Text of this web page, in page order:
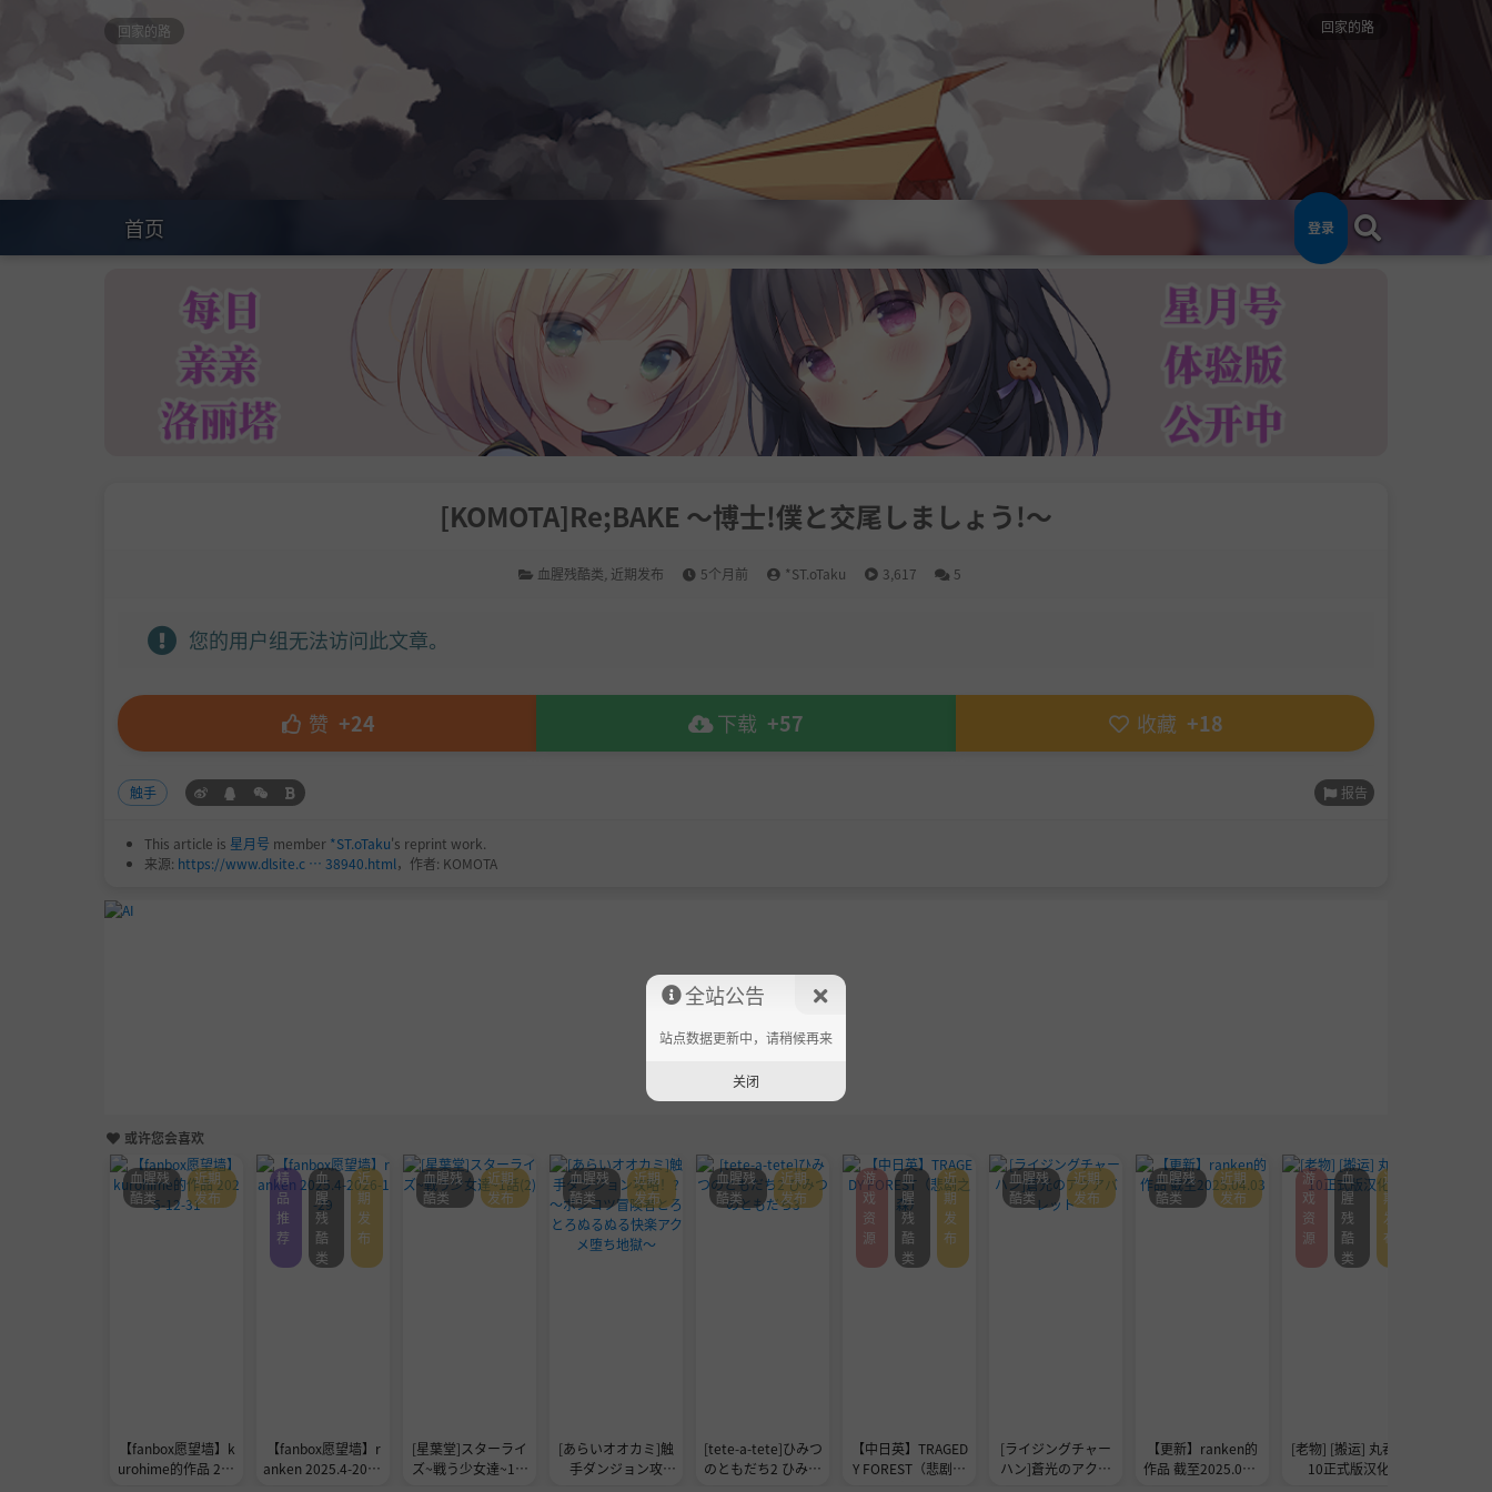
回家的路 回家的路
首页 登录
[KOMOTA]Re;BAKE ～博士!僕と交尾しましょう!～
血腥残酷类 近期发布 5个月前 *ST.oTaku 3,617 5
您的用户组无法访问此文章。
赞 +24 下载 +57 收藏 +18
触手 报告
This article is 星月号 member *ST.oTaku's reprint work.
来源: https://www.dlsite.c … 38940.html，作者: KOMOTA
或许您会喜欢
【fanbox愿望墙】k
urohime的作品 202
血腥残
酷类
近期
发布
【fanbox愿望墙】r
anken 2025.4-2026
精
品
推
荐
血
腥
残
酷
类
近
期
发
布
[星葉堂]スターライ
ズ~戦う少女達~1話
血腥残
酷类
近期
发布
[あらいオオカミ]触
手ダンジョン攻
血腥残
酷类
近期
发布
[tete-a-tete]ひみつ
のともだち2 ひみつ
血腥残
酷类
近期
发布
【中日英】TRAGED
Y FOREST（悲剧之
游
戏
资
源
血
腥
残
酷
类
近
期
发
布
[ライジングチャー
ハン]蒼光のアクア
血腥残
酷类
近期
发布
【更新】ranken的
作品 截至2025.04.0
血腥残
酷类
近期
发布
[老物] [搬运] 丸吞1.
10正式版汉化
游
戏
资
源
血
腥
残
酷
类
近
期
发
布
全站公告
站点数据更新中，请稍候再来
关闭